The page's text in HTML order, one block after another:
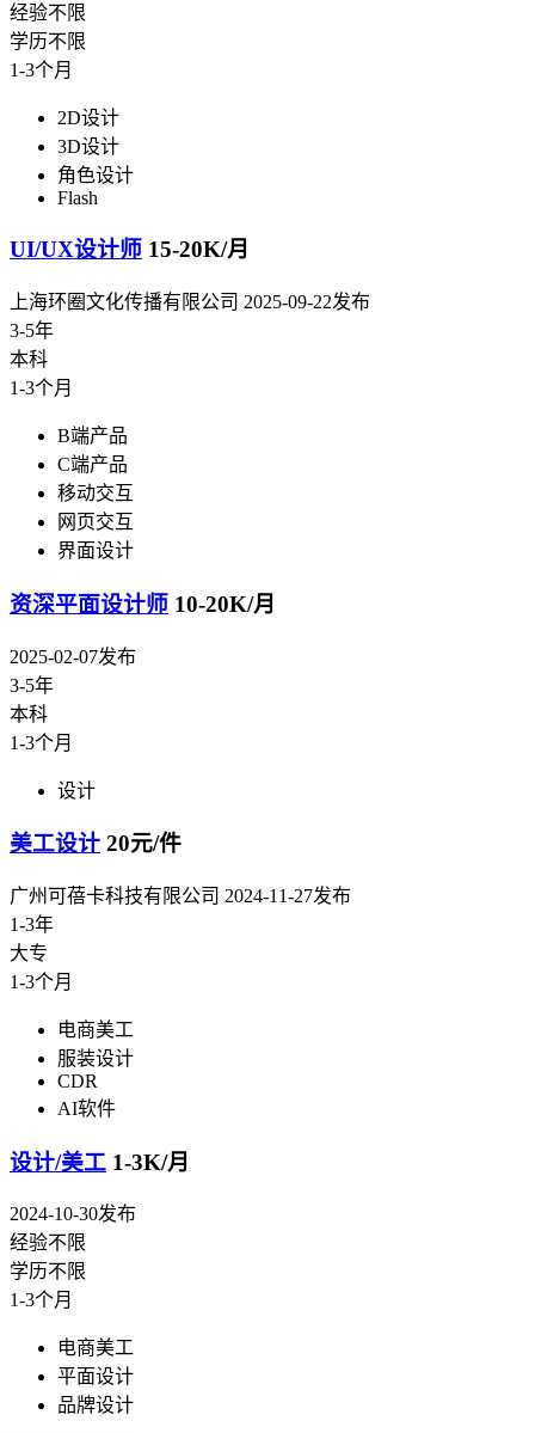
经验不限
学历不限
1-3个月
2D设计
3D设计
角色设计
Flash
UI/UX设计师 15-20K/月
上海环圈文化传播有限公司 2025-09-22发布
3-5年
本科
1-3个月
B端产品
C端产品
移动交互
网页交互
界面设计
资深平面设计师 10-20K/月
2025-02-07发布
3-5年
本科
1-3个月
设计
美工设计 20元/件
广州可蓓卡科技有限公司 2024-11-27发布
1-3年
大专
1-3个月
电商美工
服装设计
CDR
AI软件
设计/美工 1-3K/月
2024-10-30发布
经验不限
学历不限
1-3个月
电商美工
平面设计
品牌设计